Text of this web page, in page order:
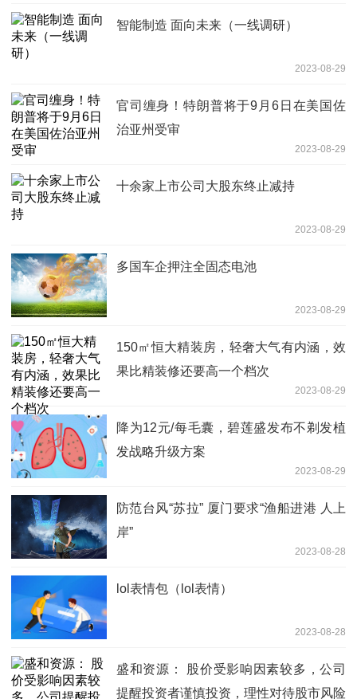
智能制造 面向未来（一线调研）
2023-08-29
官司缠身！特朗普将于9月6日在美国佐
治亚州受审
2023-08-29
十余家上市公司大股东终止减持
2023-08-29
多国车企押注全固态电池
2023-08-29
150㎡恒大精装房，轻奢大气有内涵，效
果比精装修还要高一个档次
2023-08-29
降为12元/每毛囊，碧莲盛发布不剃发植
发战略升级方案
2023-08-29
防范台风“苏拉” 厦门要求“渔船进港 人上
岸”
2023-08-28
lol表情包（lol表情）
2023-08-28
盛和资源： 股价受影响因素较多，公司
提醒投资者谨慎投资，理性对待股市风险